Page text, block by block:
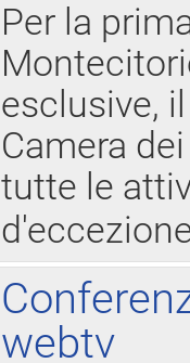
Per la
esclusive,
Camera
tutte le
webtv